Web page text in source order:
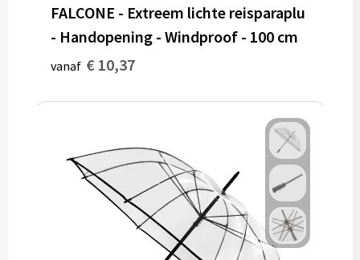
FALCONE - Extreem lichte reisparaplu
- Handopening - Windproof - 100 cm
vanaf € 10,37